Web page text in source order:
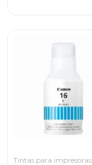
Tintas para impresoras